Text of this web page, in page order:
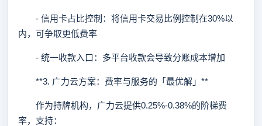
- 信用卡占比控制：将信用卡交易比例控制在30%以
内，可争取更低费率
- 统一收款入口：多平台收款会导致分账成本增加
**3. 广力云方案：费率与服务的「最优解」**
作为持牌机构，广力云提供0.25%-0.38%的阶梯费
率，支持：